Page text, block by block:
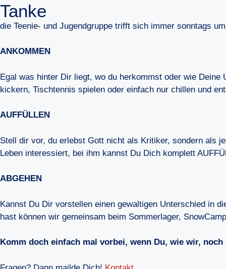
Tanke
die Teenie- und Jugendgruppe trifft sich immer sonntags
ANKOMMEN
Egal was hinter Dir liegt, wo du herkommst oder wie
kickern, Tischtennis spielen oder einfach nur chillen und
AUFFÜLLEN
Stell dir vor, du erlebst Gott nicht als Kritiker, sondern als
Leben interessiert, bei ihm kannst Du Dich komplett
ABGEHEN
Kannst Du Dir vorstellen einen gewaltigen Unterschied in
hast können wir gemeinsam beim Sommerlager,
Komm doch einfach mal vorbei, wenn Du, wie wir,